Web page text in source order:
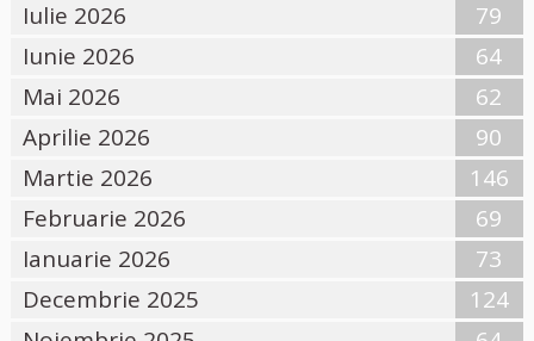
Iulie 2026
79
Iunie 2026
64
Mai 2026
62
Aprilie 2026
90
Martie 2026
146
Februarie 2026
69
Ianuarie 2026
73
Decembrie 2025
124